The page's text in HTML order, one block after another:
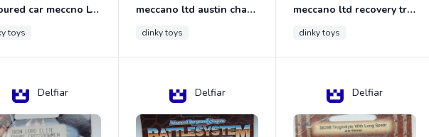
armoured car meccno LTD N°670
toys
meccano ltd austin champ N°674
dinky toys
meccano ltd recovery tractor N°661
dinky toys
Delfiar Delfiar Delfiar